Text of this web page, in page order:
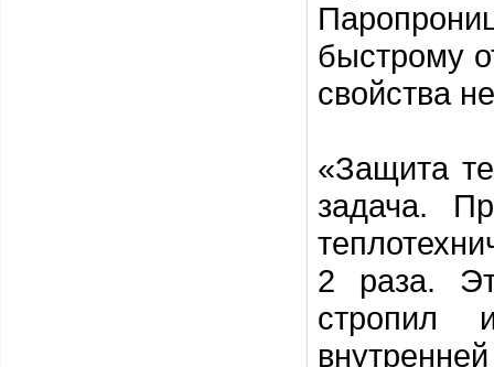
быстрому
свойства
«Защита
задача.
2 раза.
стропил